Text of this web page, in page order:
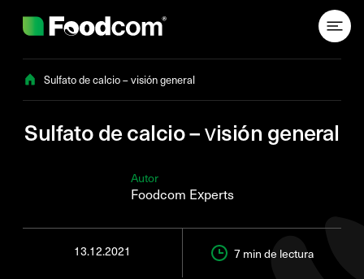
Sulfato de calcio – visión general
Sulfato de calcio – visión general
Autor
Foodcom Experts
13.12.2021 7 min de lectura